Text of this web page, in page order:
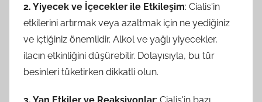
2. Yiyecek ve İçecekler ile Etkileşim: Cialis'in
etkilerini artırmak veya azaltmak için ne yediğiniz
ve içtiğiniz önemlidir. Alkol ve yağlı yiyecekler,
ilacın etkinliğini düşürebilir. Dolayısıyla, bu tür
besinleri tüketirken dikkatli olun.
3. Yan Etkiler ve Reaksiyonlar: Cialis'in bazı